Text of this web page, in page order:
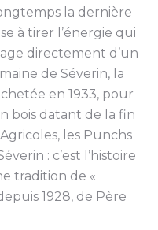
la dernière
à tirer l’énergie qui
directement d’un
de Séverin, la
en 1933, pour
bois datant de la fin
les Punchs
: c’est l’histoire
tradition de «
1928, de Père